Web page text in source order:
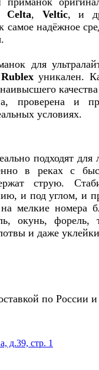
Celta, Veltic, и
надёжное
для
Rublexуникален.
проверена и
условиях.
подходят для
в реках с
струю.
и под углом, и
мелкие номера
окунь, форель,
и даже
по России и
д.39, стр. 1